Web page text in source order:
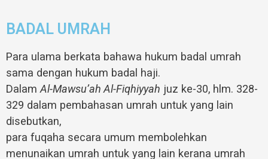
BADAL UMRAH
Para ulama berkata bahawa hukum badal umrah
sama dengan hukum badal haji.
Dalam Al-Mawsu’ah Al-Fiqhiyyah juz ke-30, hlm. 328-
329 dalam pembahasan umrah untuk yang lain
disebutkan,
para fuqaha secara umum membolehkan
menunaikan umrah untuk yang lain kerana umrah